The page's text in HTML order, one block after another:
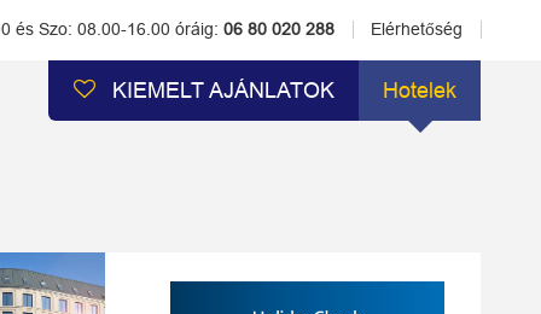
és Szo: 08.00-16.00 óráig: 06 80 020 288 Elérhetőség
KIEMELT AJÁNLATOK Hotelek